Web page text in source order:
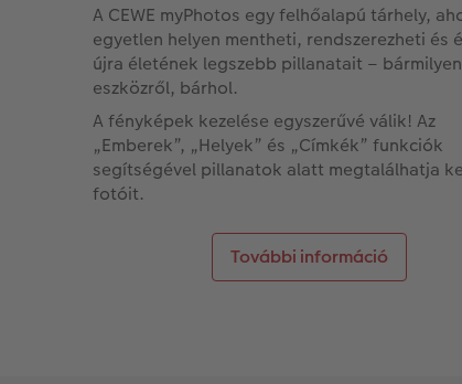
A CEWE myPhotos egy felhőalapú tárhely,
egyetlen helyen mentheti, rendszerezheti és
újra életének legszebb pillanatait – bármilyen
eszközről, bárhol.
A fényképek kezelése egyszerűvé válik! Az
„Emberek”, „Helyek” és „Címkék” funkciók
segítségével pillanatok alatt megtalálhatja
fotóit.
További információ